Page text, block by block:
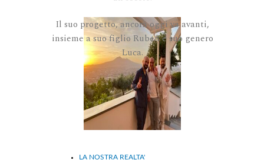
Il suo progetto, ancora oggi va avanti,
insieme a suo figlio Ruben e suo genero
Luca.
LA NOSTRA REALTA'